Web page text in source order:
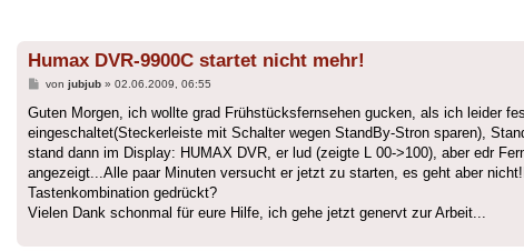
Humax DVR-9900C startet nicht mehr!
Beitrag
von jubjub» 02.06.2009, 06:55
Guten Morgen, ich wollte grad Frühstücksfernsehen gucken, als ich leider
eingeschaltet(Steckerleiste mit Schalter wegen StandBy-Stron sparen),
stand dann im Display: HUMAX DVR, er lud (zeigte L 00->100), aber edr
angezeigt...Alle paar Minuten versucht er jetzt zu starten, es geht aber
Tastenkombination gedrückt?
Vielen Dank schonmal für eure Hilfe, ich gehe jetzt genervt zur Arbeit...